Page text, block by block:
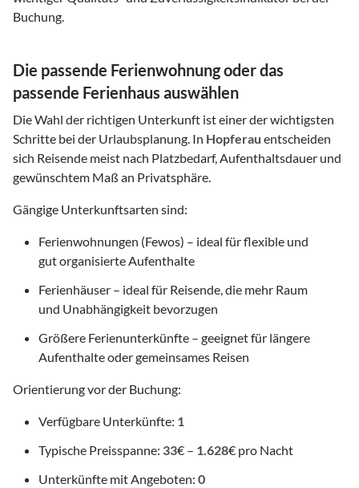
Buchung.
Die passende Ferienwohnung oder das
passende Ferienhaus auswählen
Die Wahl der richtigen Unterkunft ist einer der wichtigsten
Schritte bei der Urlaubsplanung. In Hopferau entscheiden
sich Reisende meist nach Platzbedarf, Aufenthaltsdauer und
gewünschtem Maß an Privatsphäre.
Gängige Unterkunftsarten sind:
Ferienwohnungen (Fewos) – ideal für flexible und
gut organisierte Aufenthalte
Ferienhäuser – ideal für Reisende, die mehr Raum
und Unabhängigkeit bevorzugen
Größere Ferienunterkünfte – geeignet für längere
Aufenthalte oder gemeinsames Reisen
Orientierung vor der Buchung:
Verfügbare Unterkünfte: 1
Typische Preisspanne: 33€ – 1.628€ pro Nacht
Unterkünfte mit Angeboten: 0